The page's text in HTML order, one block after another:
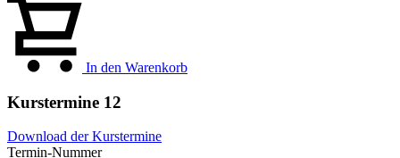
In den Warenkorb
Kurstermine 12
Download der Kurstermine
Termin-Nummer